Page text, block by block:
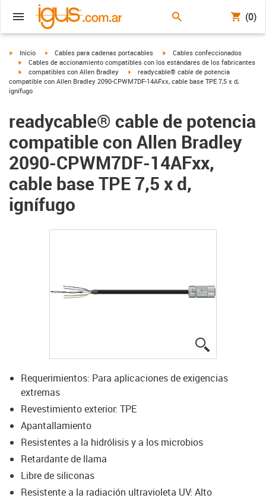
(0)
igus-icon-arrow-right
Inicio igus-icon-arrow-right
Cables para cadenas portacables igus-icon-arrow-right
Cables confeccionados
igus-icon-arrow-right
Cables de accionamiento compatibles con los estándares de los fabricantes
igus-icon-arrow-right
compatibles con Allen Bradley igus-icon-arrow-right
readycable® cable de potencia
compatible con Allen Bradley 2090-CPWM7DF-14AFxx, cable base TPE 7,5 x d,
ignífugo
readycable® cable de potencia
compatible con Allen Bradley
2090-CPWM7DF-14AFxx,
cable base TPE 7,5 x d,
ignífugo
Requerimientos: Para aplicaciones de exigencias
extremas
Revestimiento exterior: TPE
Apantallamiento
Resistentes a la hidrólisis y a los microbios
Retardante de llama
Libre de siliconas
Resistente a la radiación ultravioleta UV: Alto